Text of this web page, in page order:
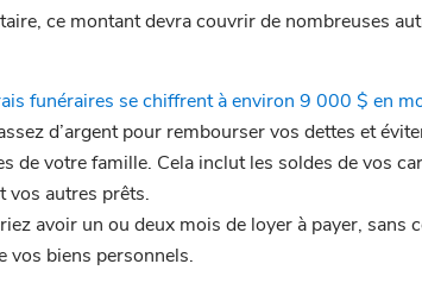
ce montant devra couvrir de nombreuses
funéraires se chiffrent à environ 9 000 $ en
d’argent pour rembourser vos dettes et
de votre famille. Cela inclut les soldes de vos
vos autres prêts.
avoir un ou deux mois de loyer à payer, sans
vos biens personnels.